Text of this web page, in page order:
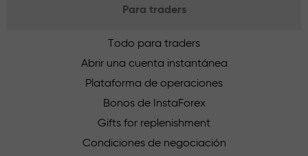
Para traders
Todo para traders
Abrir una cuenta instantánea
Plataforma de operaciones
Bonos de InstaForex
Gifts for replenishment
Condiciones de negociación